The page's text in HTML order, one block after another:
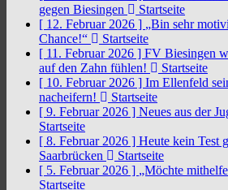
gegen Biesingen
Startseite
[ 12. Februar 2026 ] „Bin sehr
Chance!“
Startseite
[ 11. Februar 2026 ] FV Biesingen
auf den Zahn fühlen!
Startseite
[ 10. Februar 2026 ] Im Ellenfeld
nacheifern!
Startseite
[ 9. Februar 2026 ] Neues aus der
Startseite
[ 8. Februar 2026 ] Heute kein Test
Saarbrücken
Startseite
[ 5. Februar 2026 ] „Möchte
Startseite